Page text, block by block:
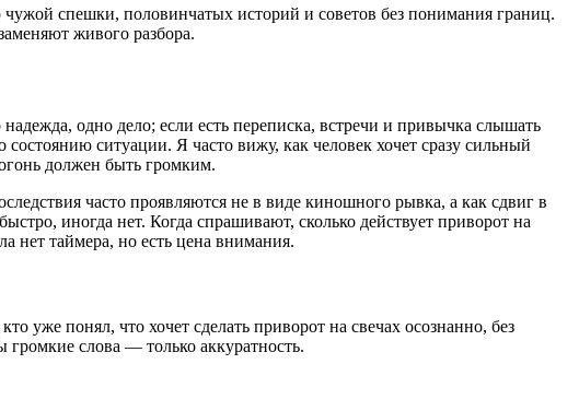
спешки, половинчатых историй и советов без понимания границ.
живого разбора.
надежда, одно дело; если есть переписка, встречи и привычка слышать
ситуации. Я часто вижу, как человек хочет сразу сильный
должен быть громким.
часто проявляются не в виде киношного рывка, а как сдвиг в
иногда нет. Когда спрашивают, сколько действует приворот на
нет таймера, но есть цена внимания.
уже понял, что хочет сделать приворот на свечах осознанно, без
слова — только аккуратность.